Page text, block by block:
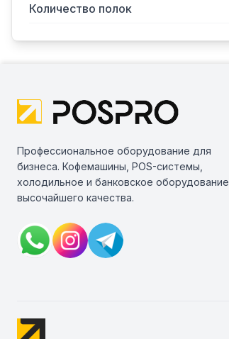
Количество полок
Профессиональное оборудование для
бизнеса. Кофемашины, POS-системы,
холодильное и банковское оборудование
высочайшего качества.